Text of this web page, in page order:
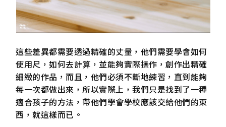
這些差異都需要透過精確的丈量，他們需要學會如何
使用尺，如何去計算，並能夠實際操作，創作出精確
細緻的作品，而且，他們必須不斷地練習，直到能夠
每一次都做出來，所以實際上，我們只是找到了一種
適合孩子的方法，帶他們學會學校應該交給他們的東
西，就這樣而已。